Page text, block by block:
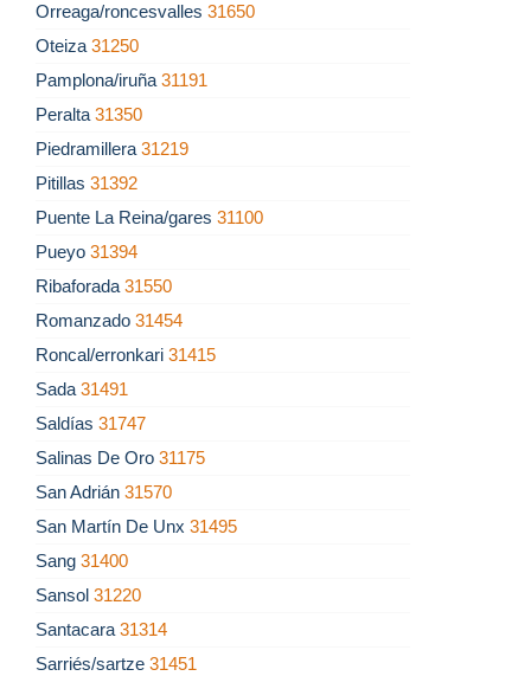
Orreaga/roncesvalles 31650
Oteiza 31250
Pamplona/iruña 31191
Peralta 31350
Piedramillera 31219
Pitillas 31392
Puente La Reina/gares 31100
Pueyo 31394
Ribaforada 31550
Romanzado 31454
Roncal/erronkari 31415
Sada 31491
Saldías 31747
Salinas De Oro 31175
San Adrián 31570
San Martín De Unx 31495
Sang 31400
Sansol 31220
Santacara 31314
Sarriés/sartze 31451